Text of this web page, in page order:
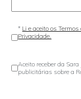
* Li e aceito os
Privacidade.
Aceito receber da
publicitárias sobre a